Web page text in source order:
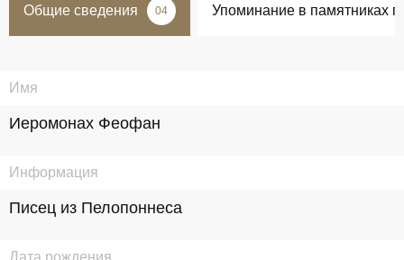
Общие сведения 04 Упоминание в памятниках
Имя
Иеромонах Феофан
Информация
Писец из Пелопоннеса
Дата рождения